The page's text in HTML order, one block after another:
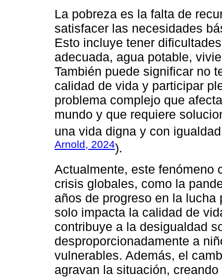
La pobreza es la falta de
satisfacer las necesidades
Esto incluye tener
adecuada, agua potable,
También puede significar no
calidad de vida y participar
problema complejo que
mundo y que requiere
una vida digna y con
Arnold, 2024).
Actualmente, este fenómeno
crisis globales, como la
años de progreso en la
solo impacta la calidad de
contribuye a la desigualdad
desproporcionadamente a
vulnerables. Además, el
agravan la situación,